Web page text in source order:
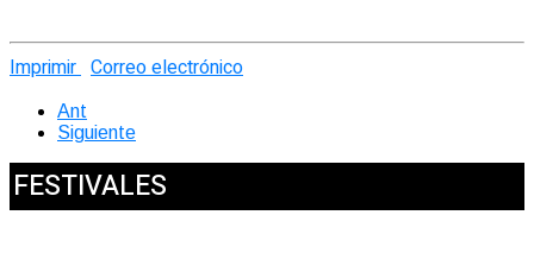
Imprimir Correo electrónico
Ant
Siguiente
FESTIVALES